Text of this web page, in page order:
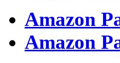
Amazon
Amazon